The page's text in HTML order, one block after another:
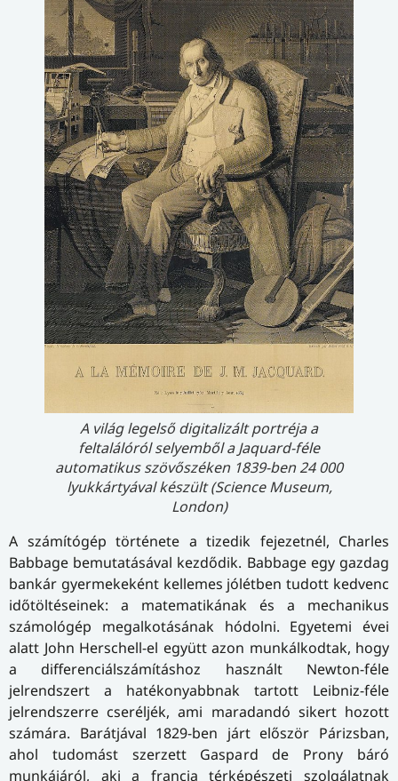
A világ legelső digitalizált portréja a
feltalálóról selyemből a Jaquard-féle
automatikus szövőszéken 1839-ben 24 000
lyukkártyával készült (Science Museum,
London)
A számítógép története a tizedik fejezetnél, Charles
Babbage bemutatásával kezdődik. Babbage egy gazdag
bankár gyermekeként kellemes jólétben tudott kedvenc
időtöltéseinek: a matematikának és a mechanikus
számológép megalkotásának hódolni. Egyetemi évei
alatt John Herschell-el együtt azon munkálkodtak, hogy
a dif­fe­ren­ci­ál­szá­mí­tás­hoz használt Newton-féle
jelrendszert a hatékonyabbnak tartott Leibniz-féle
jelrendszerre cseréljék, ami maradandó sikert hozott
számára. Barátjával 1829-ben járt először Párizsban,
ahol tudomást szerzett Gaspard de Prony báró
munkájáról, aki a francia térképészeti szolgálatnak